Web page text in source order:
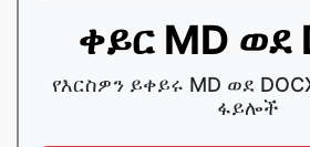
ቀይር MD ወደ
የእርስዎን ይቀይሩ MD ወደ
ፋይሎች